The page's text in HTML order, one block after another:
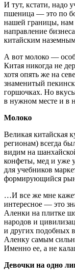
И тут, кстати, надо
пшеница — это по
нашей границы, нам
направление
китайским
А вот молоко —
Китая никогда не
хотя опять же на
знаменитый
горшочках. Но
в нужном месте и в
Молоко
Великая китайская
регионам) всегда
видим на
конфеты, мед и уже
для учебников
формирующийся
…И все же мне
интересное — это
Аленки на плитке
народов и
и других подобных
Аленку самым
Именно ее, а не
Девочки на одно